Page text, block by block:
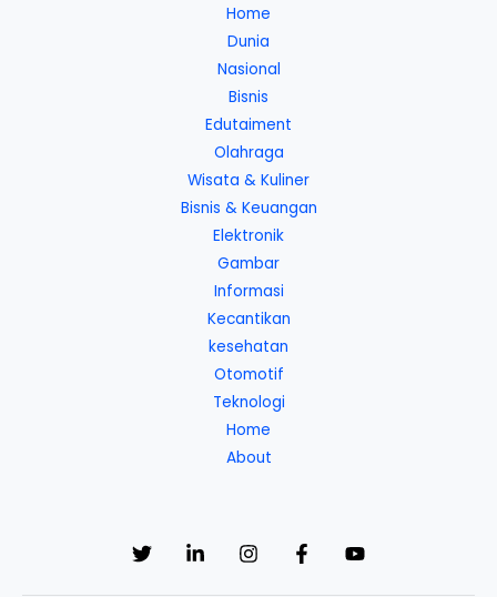
Home
Dunia
Nasional
Bisnis
Edutaiment
Olahraga
Wisata & Kuliner
Bisnis & Keuangan
Elektronik
Gambar
Informasi
Kecantikan
kesehatan
Otomotif
Teknologi
Home
About